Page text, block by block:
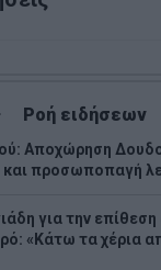
Ροή ειδήσεων
Αποχώρηση
και προσωποπαγή
για την
«Κάτω τα χέρια